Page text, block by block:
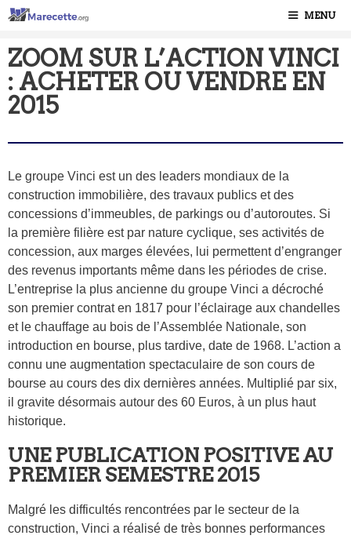
MENU
ZOOM SUR L’ACTION VINCI
: ACHETER OU VENDRE EN
2015
Le groupe Vinci est un des leaders mondiaux de la
construction immobilière, des travaux publics et des
concessions d’immeubles, de parkings ou d’autoroutes. Si
la première filière est par nature cyclique, ses activités de
concession, aux marges élevées, lui permettent d’engranger
des revenus importants même dans les périodes de crise.
L’entreprise la plus ancienne du groupe Vinci a décroché
son premier contrat en 1817 pour l’éclairage aux chandelles
et le chauffage au bois de l’Assemblée Nationale, son
introduction en bourse, plus tardive, date de 1968. L’action a
connu une augmentation spectaculaire de son cours de
bourse au cours des dix dernières années. Multiplié par six,
il gravite désormais autour des 60 Euros, à un plus haut
historique.
UNE PUBLICATION POSITIVE AU
PREMIER SEMESTRE 2015
Malgré les difficultés rencontrées par le secteur de la
construction, Vinci a réalisé de très bonnes performances